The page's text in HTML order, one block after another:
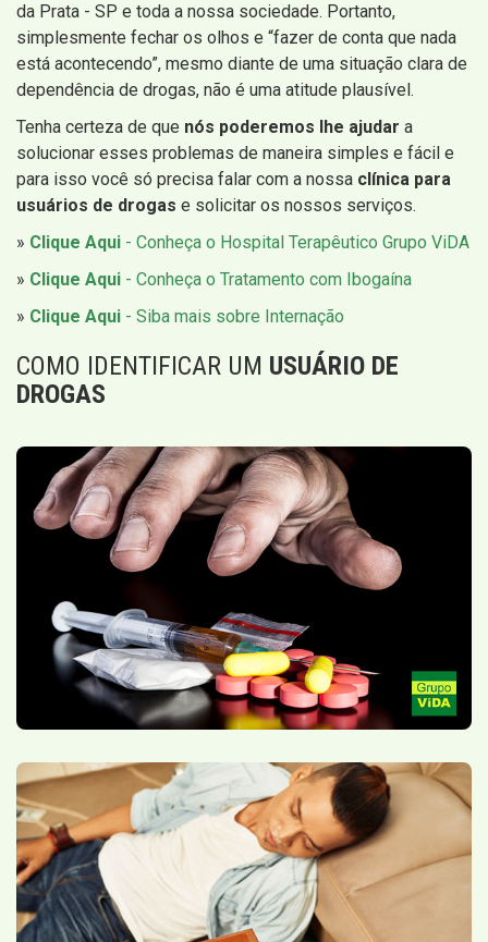
da Prata - SP e toda a nossa sociedade. Portanto,
simplesmente fechar os olhos e “fazer de conta que nada
está acontecendo”, mesmo diante de uma situação clara de
dependência de drogas, não é uma atitude plausível.
Tenha certeza de que nós poderemos lhe ajudar a
solucionar esses problemas de maneira simples e fácil e
para isso você só precisa falar com a nossa clínica para
usuários de drogas e solicitar os nossos serviços.
» Clique Aqui - Conheça o Hospital Terapêutico Grupo ViDA
» Clique Aqui - Conheça o Tratamento com Ibogaína
» Clique Aqui - Siba mais sobre Internação
COMO IDENTIFICAR UM USUÁRIO DE
DROGAS